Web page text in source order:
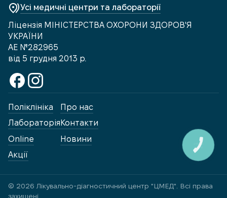
Усі медичні центри та лабораторії
Ліцензія МІНІСТЕРСТВА ОХОРОНИ ЗДОРОВ'Я
УКРАЇНИ
АЕ №282965
від 5 грудня 2013 р.
Поліклініка
Лабораторія
Online
Акції
Про нас
Контакти
Новини
© 2026 Лікувально-діагностичний центр "ЦМЕД". Всі права
захищені.
КНОПКА
ЗВ'ЯЗКУ